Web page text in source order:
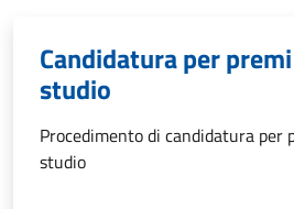
Candidatura per
studio
Procedimento di candidatura per
studio